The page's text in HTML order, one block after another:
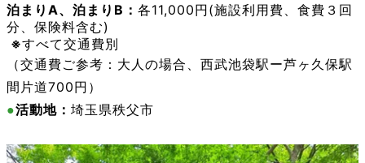
泊まりA、 泊まりB ： 各11,000円(施設利用費、食費３回
分、保険料含む)
※すべて交通費別
（交通費ご参考：大人の場合、西武池袋駅ー芦ヶ久保駅
間片道700円）
●活動地： 埼玉県秩父市